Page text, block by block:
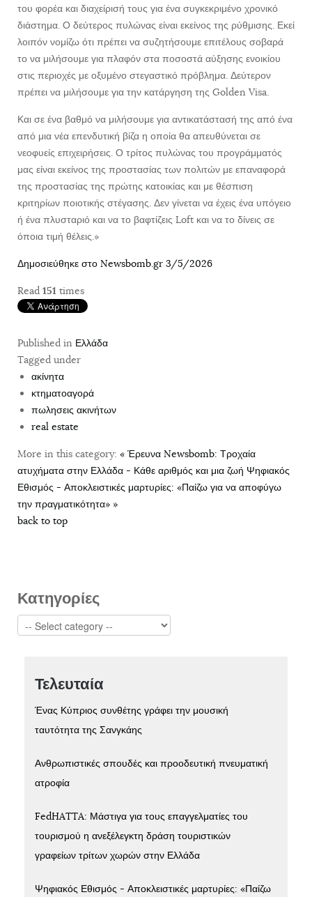
του φορέα και διαχείρισή τους για ένα συγκεκριμένο χρονικό
διάστημα. Ο δεύτερος πυλώνας είναι εκείνος της ρύθμισης. Εκεί
λοιπόν νομίζω ότι πρέπει να συζητήσουμε επιτέλους σοβαρά
το να μιλήσουμε για πλαφόν στα ποσοστά αύξησης ενοικίου
στις περιοχές με οξυμένο στεγαστικό πρόβλημα. Δεύτερον
πρέπει να μιλήσουμε για την κατάργηση της Golden Visa.
Και σε ένα βαθμό να μιλήσουμε για αντικατάστασή της από ένα
από μια νέα επενδυτική βίζα η οποία θα απευθύνεται σε
νεοφυείς επιχειρήσεις. Ο τρίτος πυλώνας του προγράμματός
μας είναι εκείνος της προστασίας των πολιτών με επαναφορά
της προστασίας της πρώτης κατοικίας και με θέσπιση
κριτηρίων ποιοτικής στέγασης. Δεν γίνεται να έχεις ένα υπόγειο
ή ένα πλυσταριό και να το βαφτίζεις Loft και να το δίνεις σε
όποια τιμή θέλεις.»
Δημοσιεύθηκε στο Newsbomb.gr 3/5/2026
Read 151 times
Published in Ελλάδα
Tagged under
ακίνητα
κτηματοαγορά
πωλησεις ακινήτων
real estate
More in this category: « Έρευνα Newsbomb: Τροχαία
ατυχήματα στην Ελλάδα - Κάθε αριθμός και μια ζωή Ψηφιακός
Εθισμός - Αποκλειστικές μαρτυρίες: «Παίζω για να αποφύγω
την πραγματικότητα» »
back to top
Κατηγορίες
Τελευταία
Ένας Κύπριος συνθέτης γράφει την μουσική
ταυτότητα της Σανγκάης
Ανθρωπιστικές σπουδές και προοδευτική πνευματική
ατροφία
FedHATTA: Μάστιγα για τους επαγγελματίες του
τουρισμού η ανεξέλεγκτη δράση τουριστικών
γραφείων τρίτων χωρών στην Ελλάδα
Ψηφιακός Εθισμός - Αποκλειστικές μαρτυρίες: «Παίζω